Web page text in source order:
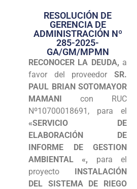
Transparencia
Seguridad
Programas
Intranet
RESOLUCIÓN DE
GERENCIA DE
ADMINISTRACIÓN Nº
285-2025-
GA/GM/MPMN
RECONOCER LA DEUDA, a
favor del proveedor SR.
PAUL BRIAN SOTOMAYOR
MAMANI con RUC
Nº10700018691, para el
«SERVICIO DE
ELABORACIÓN DE
INFORME DE GESTION
AMBIENTAL «, para el
proyecto INSTALACIÓN
DEL SISTEMA DE RIEGO